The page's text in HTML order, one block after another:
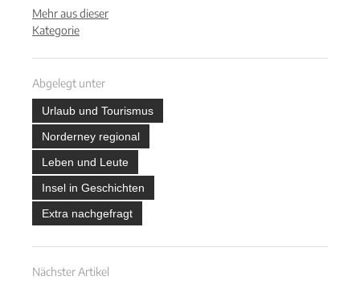
Mehr aus dieser
Kategorie
Abgelegt unter
Urlaub und Tourismus
Norderney regional
Leben und Leute
Insel in Geschichten
Extra nachgefragt
Nächster Artikel